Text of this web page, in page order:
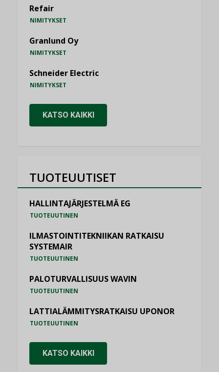
Refair
NIMITYKSET
Granlund Oy
NIMITYKSET
Schneider Electric
NIMITYKSET
KATSO KAIKKI
TUOTEUUTISET
HALLINTAJÄRJESTELMÄ EG
TUOTEUUTINEN
ILMASTOINTITEKNIIKAN RATKAISU
SYSTEMAIR
TUOTEUUTINEN
PALOTURVALLISUUS WAVIN
TUOTEUUTINEN
LATTIALÄMMITYSRATKAISU UPONOR
TUOTEUUTINEN
KATSO KAIKKI